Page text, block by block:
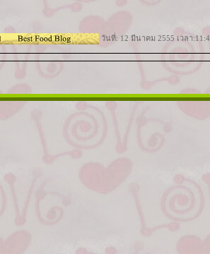
วันที่: 12 มีนาคม 2555 เวลา